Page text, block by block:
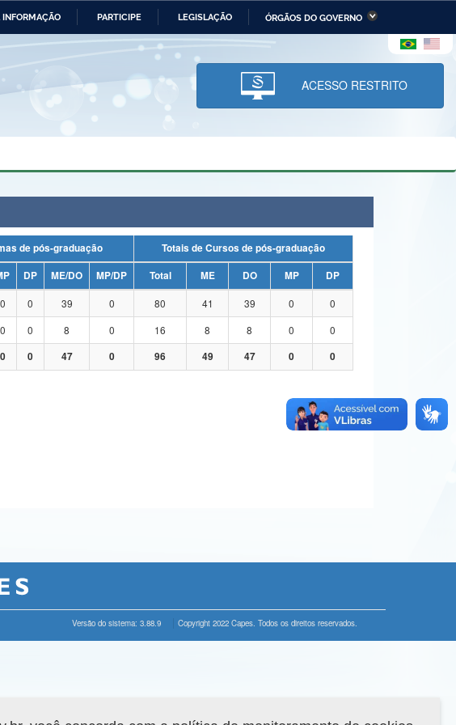
PARTICIPE LEGISLAÇÃO ÓRGÃOS DO GOVERNO
Ministério da Economia Ministério da Infraestrutura
Ministério da Ciência,
Tecnologia, Inovações e
Comunicações
e dos Direitos Humanos
Planalto
ACESSO RESTRITO
Total de Programas de pós-graduação
Totais de Cursos de pós-graduação
DP ME/DO MP/DP Total ME DO MP
DP
0 0 39 0 80 41 39 0
0
0 0 8 0 16 8 8 0
0
0 0 47 0 96 49 47 0 0
Versão do sistema: 3.88.9 Copyright 2022 Capes. Todos os direitos reservados.